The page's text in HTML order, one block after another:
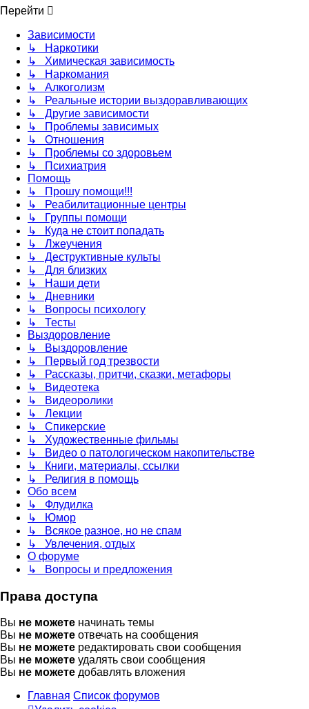
Перейти
Зависимости
↳ Наркотики
↳ Химическая зависимость
↳ Наркомания
↳ Алкоголизм
↳ Реальные истории выздоравливающих
↳ Другие зависимости
↳ Проблемы зависимых
↳ Отношения
↳ Проблемы со здоровьем
↳ Психиатрия
Помощь
↳ Прошу помощи!!!
↳ Реабилитационные центры
↳ Группы помощи
↳ Куда не стоит попадать
↳ Лжеучения
↳ Деструктивные культы
↳ Для близких
↳ Наши дети
↳ Дневники
↳ Вопросы психологу
↳ Тесты
Выздоровление
↳ Выздоровление
↳ Первый год трезвости
↳ Рассказы, притчи, сказки, метафоры
↳ Видеотека
↳ Видеоролики
↳ Лекции
↳ Спикерские
↳ Художественные фильмы
↳ Видео о патологическом накопительстве
↳ Книги, материалы, ссылки
↳ Религия в помощь
Обо всем
↳ Флудилка
↳ Юмор
↳ Всякое разное, но не спам
↳ Увлечения, отдых
О форуме
↳ Вопросы и предложения
Права доступа
Вы не можете начинать темы
Вы не можете отвечать на сообщения
Вы не можете редактировать свои сообщения
Вы не можете удалять свои сообщения
Вы не можете добавлять вложения
Главная Список форумов